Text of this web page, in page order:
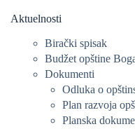
Aktuelnosti
Birački spisak
Budžet opštine
Dokumenti
Odluka o
Plan razvoja
Planska